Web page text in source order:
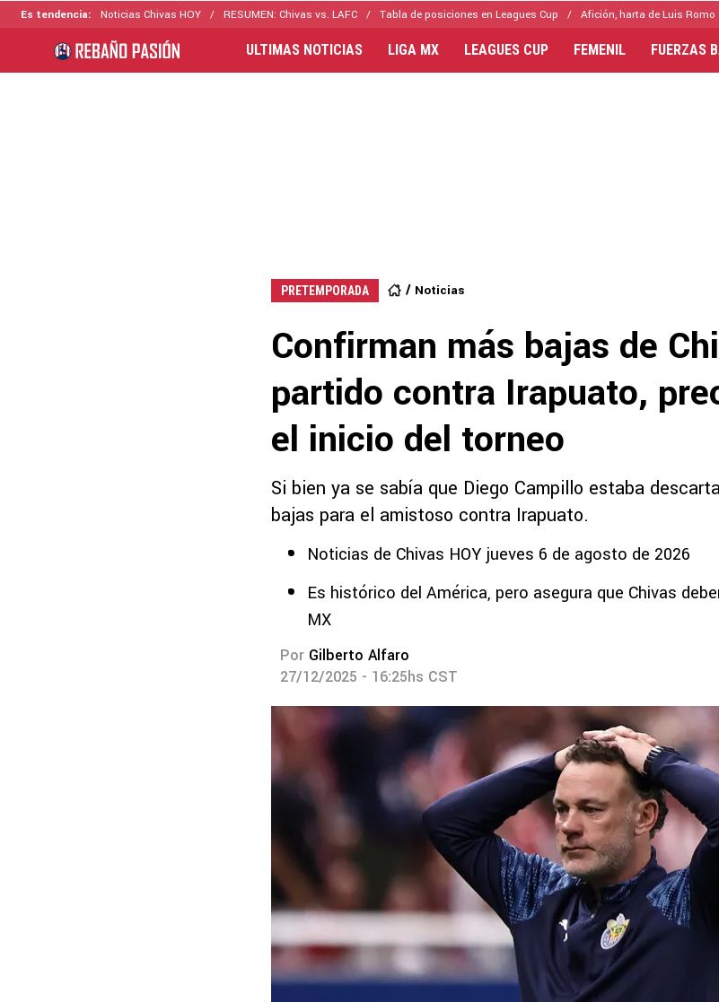
Es tendencia: Noticias Chivas HOY RESUMEN: Chivas vs. LAFC Tabla de posiciones en Leagues Cup Afición, harta de Luis Romo
ULTIMAS NOTICIAS LIGA MX LEAGUES CUP FEMENIL FUERZAS
PRETEMPORADA Noticias
Confirman más bajas de
partido contra Irapuato,
el inicio del torneo
Si bien ya se sabía que Diego Campillo estaba
bajas para el amistoso contra Irapuato.
Noticias de Chivas HOY jueves 6 de agosto de 2026
Es histórico del América, pero asegura que Chivas
MX
Por Gilberto Alfaro
27/12/2025 - 16:25hs CST